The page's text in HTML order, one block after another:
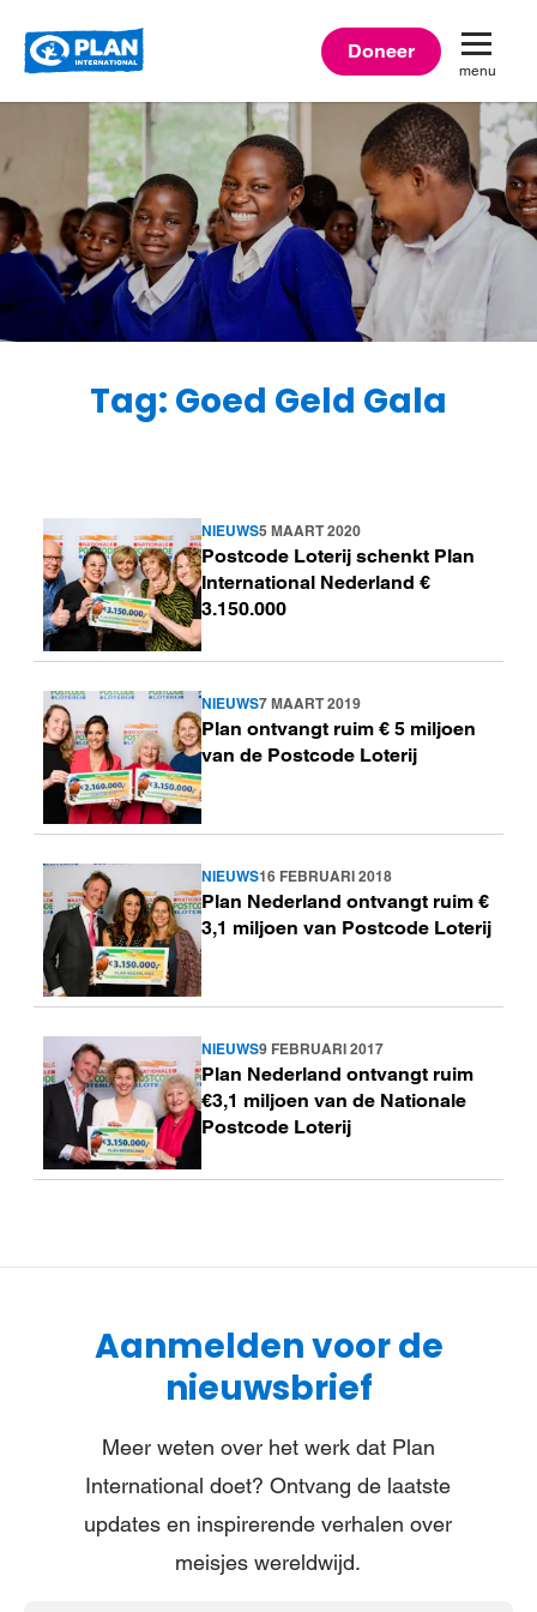
Doneer
menu
Tag: Goed Geld Gala
NIEUWS5 MAART 2020
Postcode Loterij schenkt Plan
International Nederland €
3.150.000
Lees
meer
NIEUWS7 MAART 2019
Plan ontvangt ruim € 5 miljoen
van de Postcode Loterij
Lees
meer
NIEUWS16 FEBRUARI 2018
Plan Nederland ontvangt ruim €
3,1 miljoen van Postcode Loterij
Lees
meer
NIEUWS9 FEBRUARI 2017
Plan Nederland ontvangt ruim
€3,1 miljoen van de Nationale
Postcode Loterij
Lees
meer
Aanmelden voor de
nieuwsbrief
Meer weten over het werk dat Plan
International doet? Ontvang de laatste
updates en inspirerende verhalen over
meisjes wereldwijd.